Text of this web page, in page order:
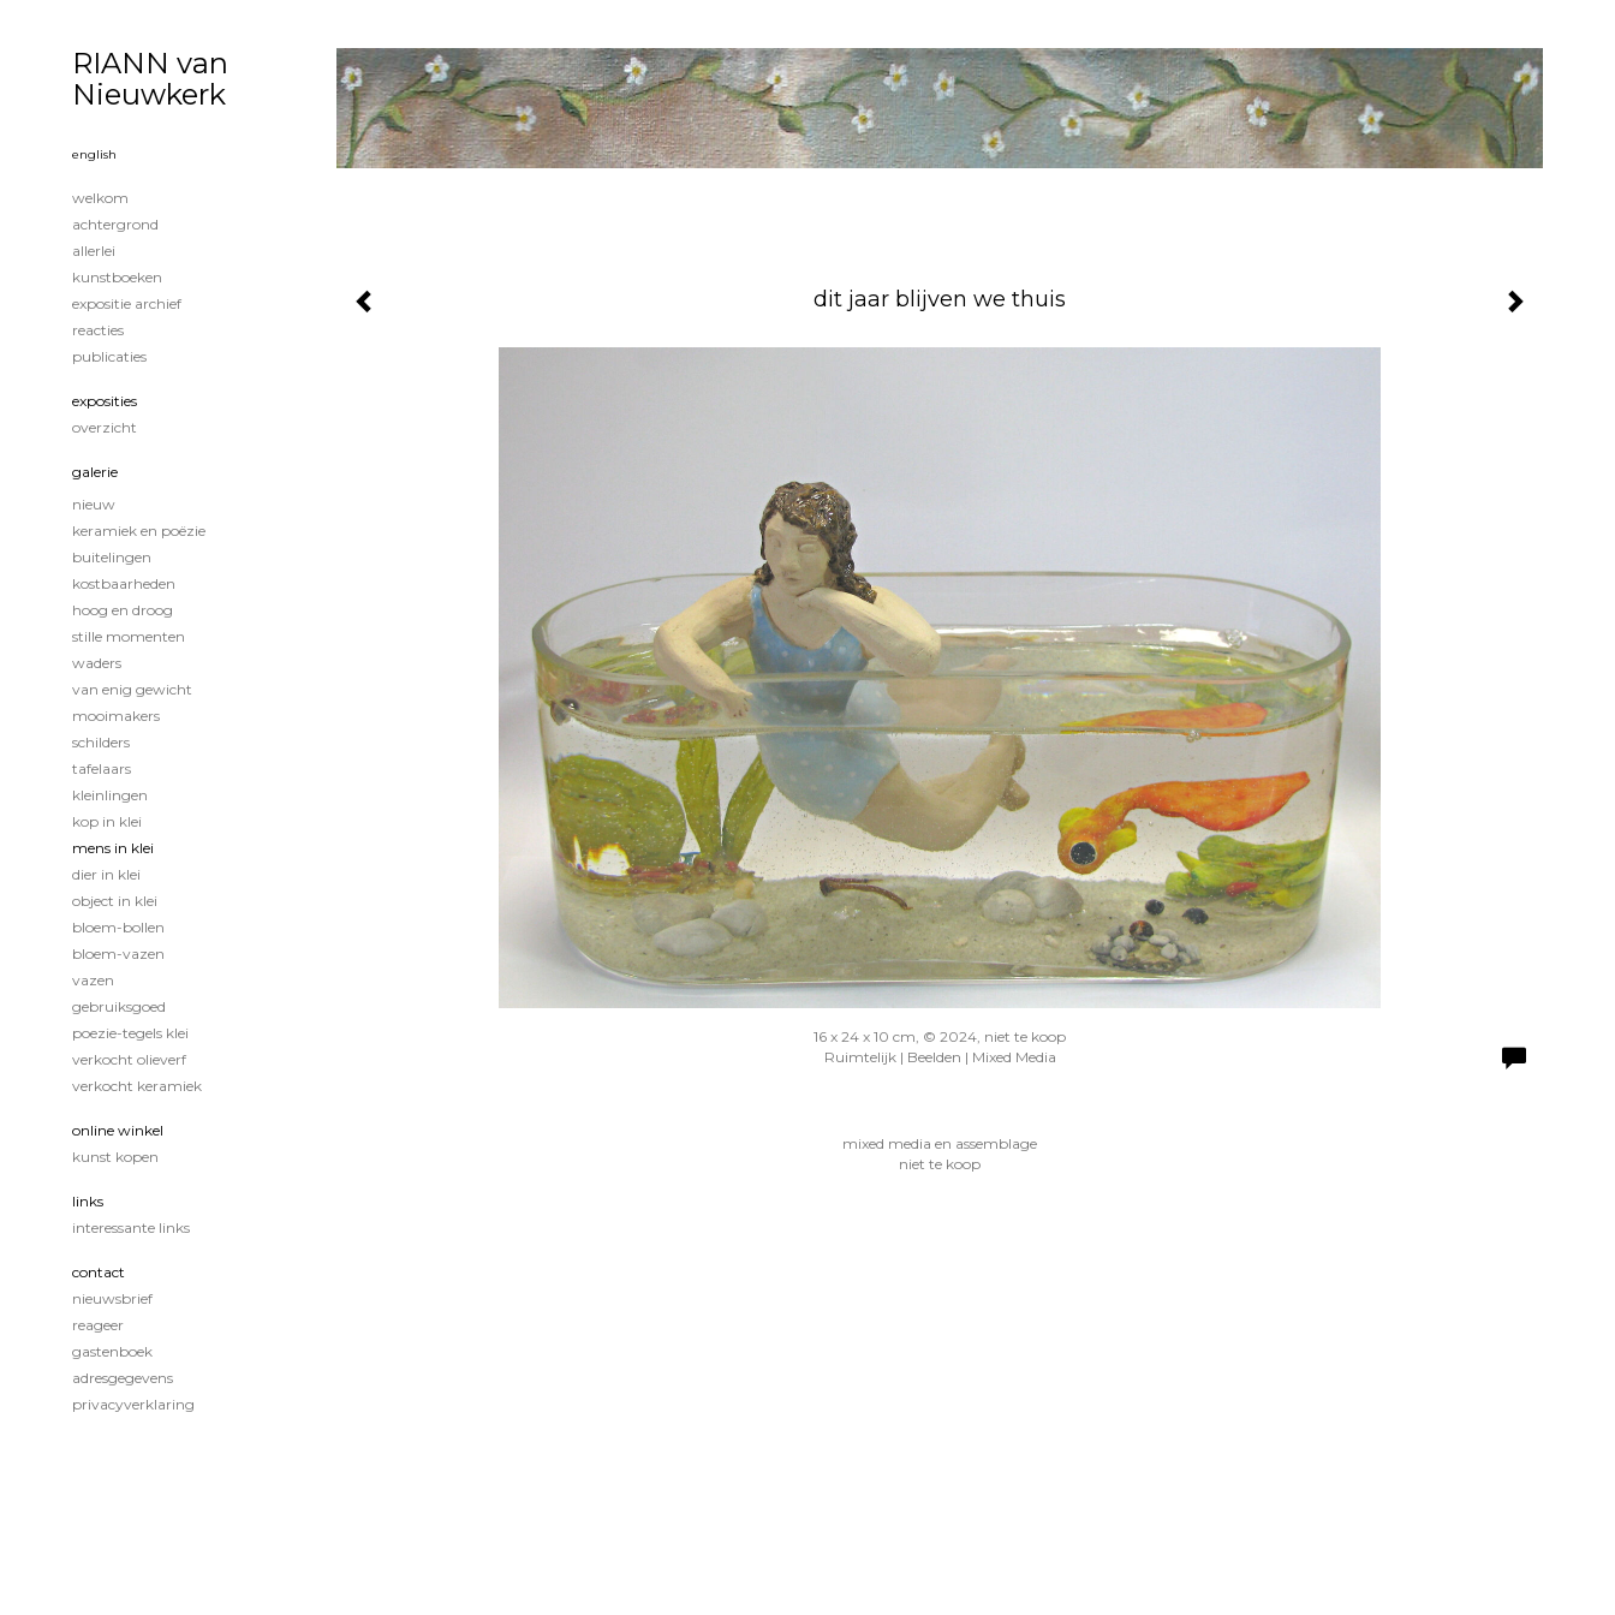
dit jaar blijven we thuis
16 x 24 x 10 cm, © 2024, niet te koop
Ruimtelijk | Beelden | Mixed Media
mixed media en assemblage
niet te koop
RIANN van
Nieuwkerk
english
welkom
achtergrond
allerlei
kunstboeken
expositie archief
reacties
publicaties
exposities
overzicht
galerie
nieuw
keramiek en poëzie
buitelingen
kostbaarheden
hoog en droog
stille momenten
waders
van enig gewicht
mooimakers
schilders
tafelaars
kleinlingen
kop in klei
mens in klei
dier in klei
object in klei
bloem-bollen
bloem-vazen
vazen
gebruiksgoed
poezie-tegels klei
verkocht olieverf
verkocht keramiek
online winkel
kunst kopen
links
interessante links
contact
nieuwsbrief
reageer
gastenboek
adresgegevens
privacyverklaring